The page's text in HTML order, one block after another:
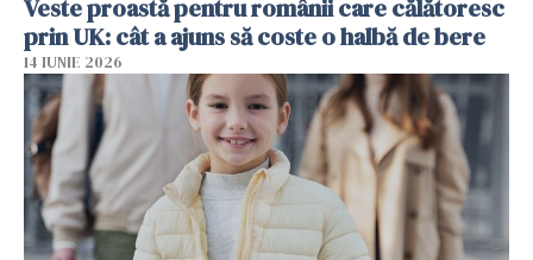
Veste proastă pentru românii care călătoresc
prin UK: cât a ajuns să coste o halbă de bere
14 IUNIE 2026